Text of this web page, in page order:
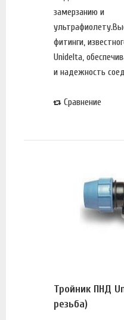
замерзанию и
фитинги,
Unidelta,
и надежность
Сравнение
Тройник ПНД
резьба)